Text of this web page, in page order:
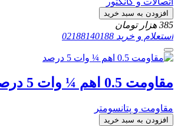
افزودن به سبد خرید
385 هزار تومان
استعلام و خرید 02188140188
مقاومت 0.5 اهم ¼ وات 5 درصد
مقاومت و پتانسومتر
افزودن به سبد خرید